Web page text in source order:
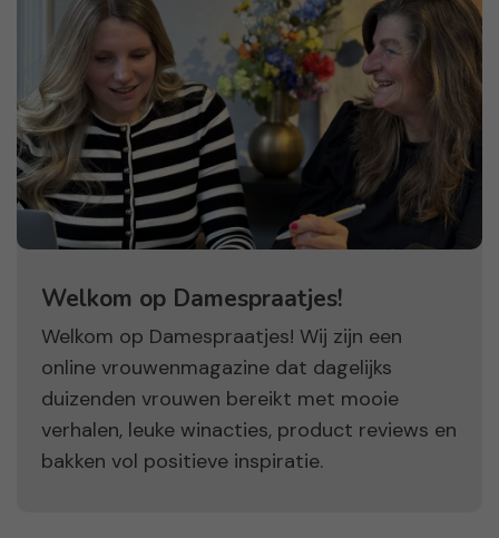
Welkom op Damespraatjes!
Welkom op Damespraatjes! Wij zijn een
online vrouwenmagazine dat dagelijks
duizenden vrouwen bereikt met mooie
verhalen, leuke winacties, product reviews en
bakken vol positieve inspiratie.